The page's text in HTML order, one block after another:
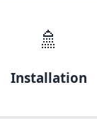
🚿
Installation